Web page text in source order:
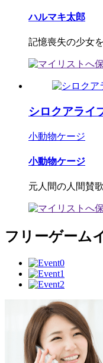
ハルマキ太郎
記憶喪失の少女
シロクアライ
小動物ケージ
小動物ケージ
元人間の人間賛
フリーゲーム